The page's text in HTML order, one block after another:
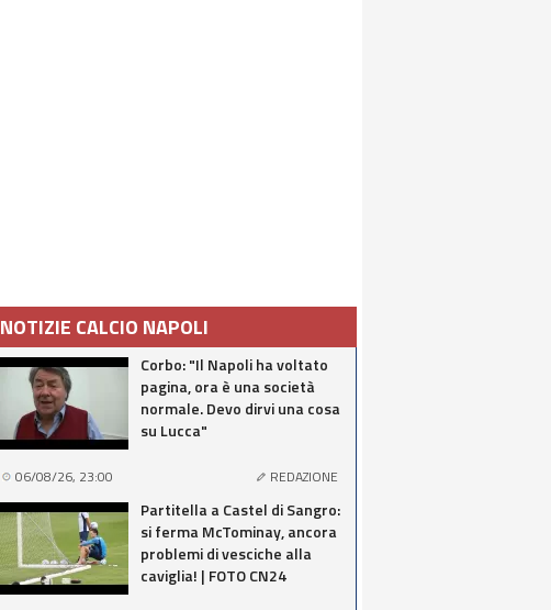
NOTIZIE CALCIO NAPOLI
Corbo: "Il Napoli ha voltato
pagina, ora è una società
normale. Devo dirvi una cosa
su Lucca"
06/08/26, 23:00 REDAZIONE
Partitella a Castel di Sangro:
si ferma McTominay, ancora
problemi di vesciche alla
caviglia! | FOTO CN24